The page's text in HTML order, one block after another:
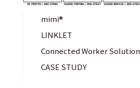
mimi®︎
LINKLET
Connected Worker Solution
CASE STUDY